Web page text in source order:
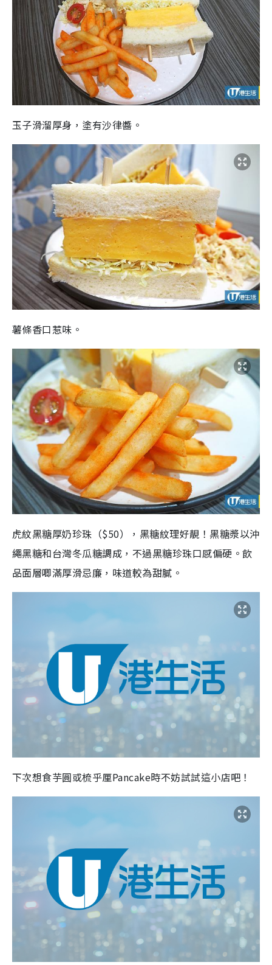
玉子滑溜厚身，塗有沙律醬。
薯條香口惹味。
虎紋黑糖厚奶珍珠（$50），黑糖紋理好靚！黑糖漿以沖
繩黑糖和台灣冬瓜糖調成，不過黑糖珍珠口感偏硬。飲
品面層唧滿厚滑忌廉，味道較為甜膩。
下次想食芋圓或梳乎厘Pancake時不妨試試這小店吧！